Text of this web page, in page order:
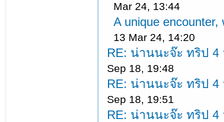
Mar 24, 13:44
A unique
13 Mar 24, 14:20
RE: น่านนะจ๊ะ ทริป
Sep 18, 19:48
RE: น่านนะจ๊ะ ทริป
Sep 18, 19:51
RE: น่านนะจ๊ะ ทริป